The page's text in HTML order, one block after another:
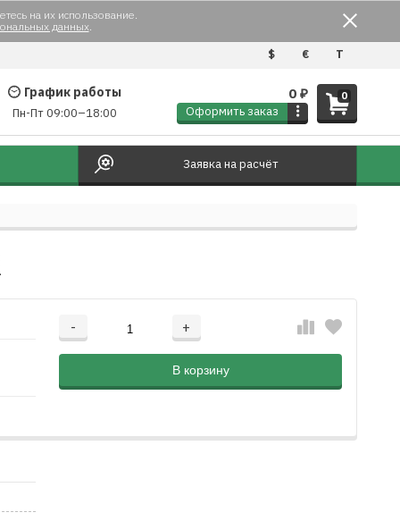
на их использование.
данных.
$ € T
График работы
Пн-Пт 09:00–18:00
0
0 ₽
Оформить заказ
Заявка на расчёт
- +
Добавляется...
В корзину
Добавлен